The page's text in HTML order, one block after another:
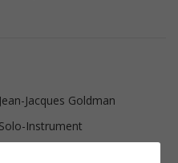
Jean-Jacques Goldman
Solo-Instrument